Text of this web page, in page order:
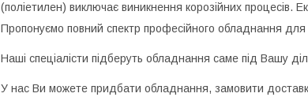
(поліетилен) виключає виникнення корозійних процесів.
Пропонуємо повний спектр професійного обладнання
Наші спеціалісти підберуть обладнання саме під Вашу
У нас Ви можете придбати обладнання, замовити